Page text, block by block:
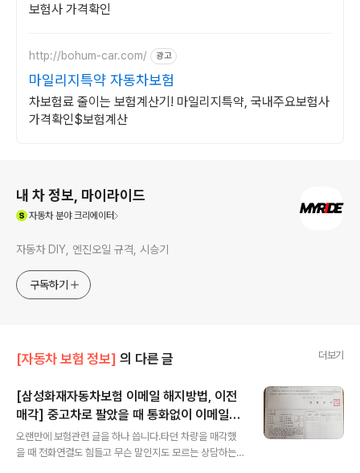
보험사 가격확인
http://bohum-car.com/ 광고
마일리지특약 자동차보험
차보험료 줄이는 보험계산기! 마일리지특약, 국내주요보험사
가격확인$보험계산
내 차 정보, 마이라이드
자동차분야 크리에이터
자동차 DIY, 엔진오일 규격, 시승기
구독하기
[자동차 보험 정보] 의 다른 글 더보기
[삼성화재자동차보험 이메일 해지방법, 이전
매각] 중고차로 팔았을 때 통화없이 이메일로
편하게 해지하기
오랜만에 보험관련 글을 하나 씁니다.타던 차량을 매각했
을 때 전화연결도 힘들고 무슨 말인지도 모르는 상담하는